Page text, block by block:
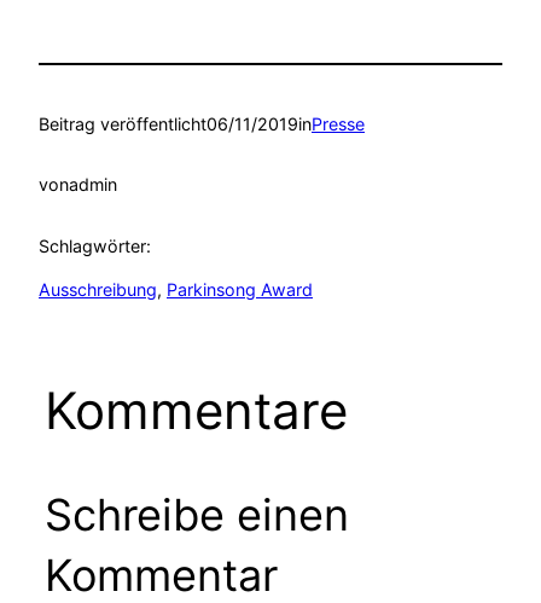
Beitrag veröffentlicht06/11/2019inPresse
vonadmin
Schlagwörter:
Ausschreibung, Parkinsong Award
Kommentare
Schreibe einen
Kommentar